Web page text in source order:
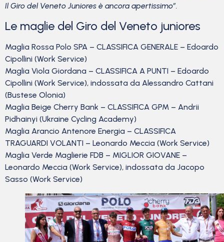
Il Giro del Veneto Juniores è ancora apertissimo”.
Le maglie del Giro del Veneto juniores
Maglia Rossa Polo SPA – CLASSIFICA GENERALE – Edoardo
Cipollini (Work Service)
Maglia Viola Giordana – CLASSIFICA A PUNTI – Edoardo
Cipollini (Work Service), indossata da Alessandro Cattani
(Bustese Olonia)
Maglia Beige Cherry Bank – CLASSIFICA GPM – Andrii
Pidhainyi (Ukraine Cycling Academy)
Maglia Arancio Antenore Energia – CLASSIFICA
TRAGUARDI VOLANTI – Leonardo Meccia (Work Service)
Maglia Verde Maglierie FDB – MIGLIOR GIOVANE –
Leonardo Meccia (Work Service), indossata da Jacopo
Sasso (Work Service)